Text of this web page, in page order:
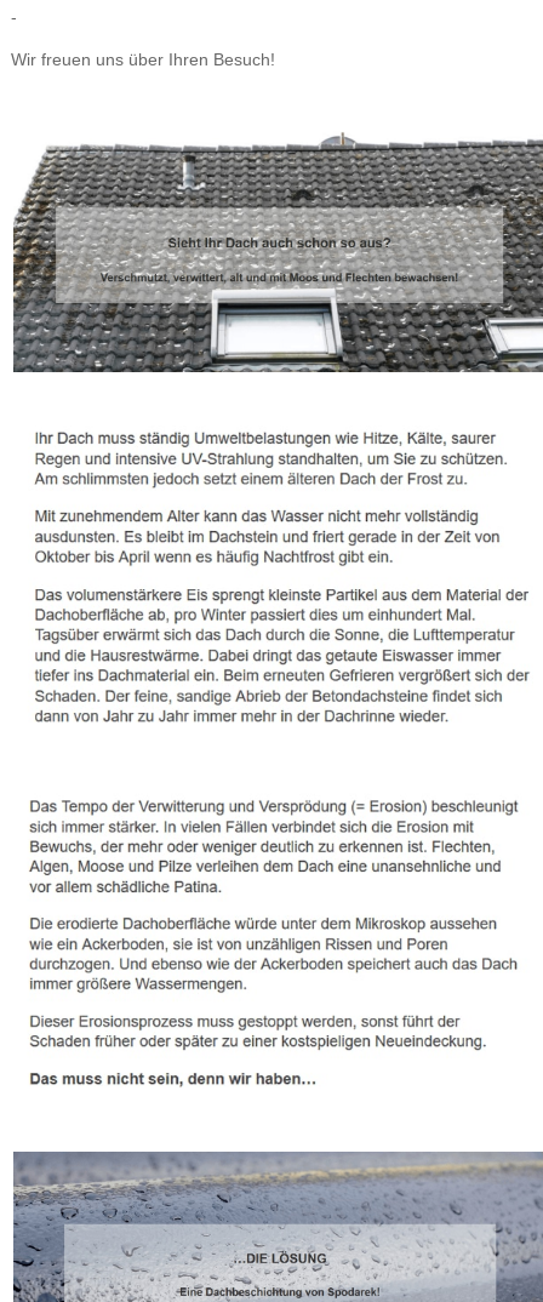
-
Wir freuen uns über Ihren Besuch!